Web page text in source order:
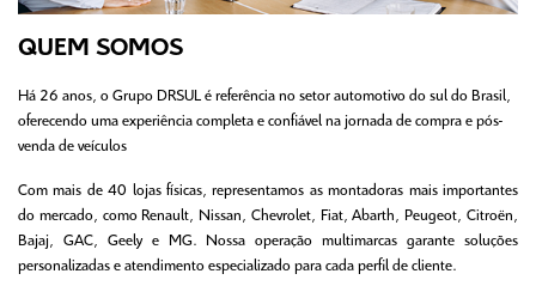
QUEM SOMOS
Há 26 anos, o Grupo DRSUL é referência no setor automotivo do sul do Brasil,
oferecendo uma experiência completa e confiável na jornada de compra e pós-
venda de veículos
Com mais de 40 lojas físicas, representamos as montadoras mais importantes
do mercado, como Renault, Nissan, Chevrolet, Fiat, Abarth, Peugeot, Citroën,
Bajaj, GAC, Geely e MG. Nossa operação multimarcas garante soluções
personalizadas e atendimento especializado para cada perfil de cliente.